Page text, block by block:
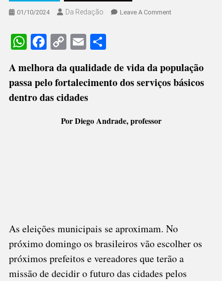
01/10/2024 Da Redação Leave A CommentOn
ELEIÇÕES
2024,
WhatsApp
Facebook
CopyEmailShare
A melhora da qualidade de vida da população
passa pelo fortalecimento dos serviços básicos
dentro das cidades
Por Diego Andrade, professor
As eleições municipais se aproximam. No
próximo domingo os brasileiros vão escolher os
próximos prefeitos e vereadores que terão a
missão de decidir o futuro das cidades pelos